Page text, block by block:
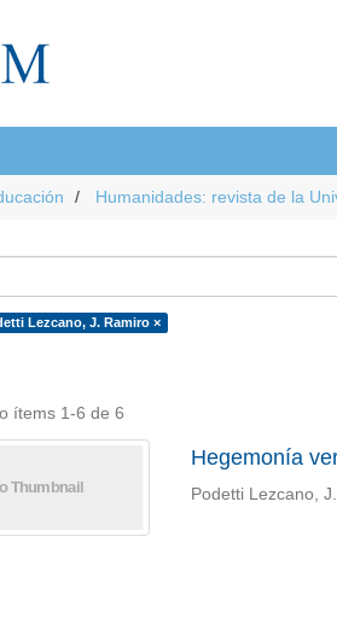
Humanidades: revista de la
Lezcano, J. Ramiro ×
ítems 1-6 de 6
Hegemonía
Podetti Lezcano,